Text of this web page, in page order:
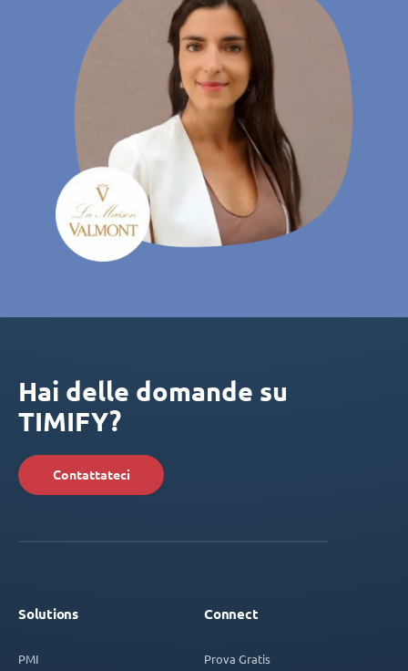
Hai delle domande su
TIMIFY?
Contattateci
Solutions
PMI
Connect
Prova Gratis